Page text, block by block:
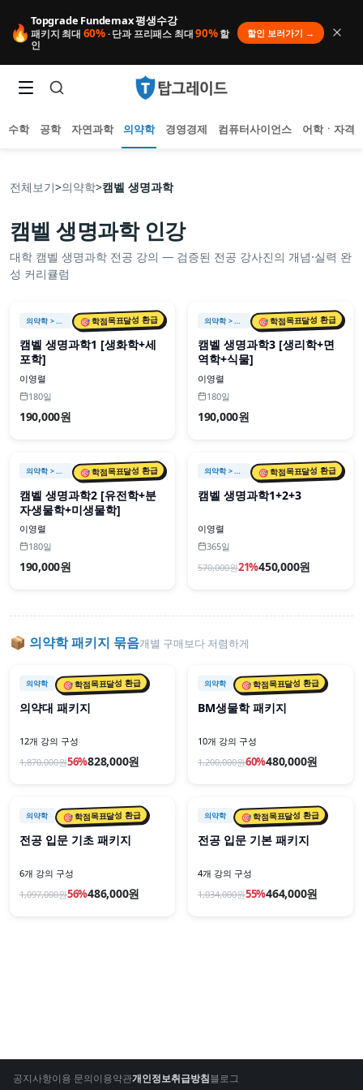
🔥
Topgrade Fundemax 평생수강
패키지 최대 60% · 단과 프리패스 최대90%할
인
할인 보러가기 →
인기 검색어
아직 집계된 인기 검색어가 없습니다.
추천 검색어
최근 검색어
최근 검색 내역이 없습니다.
수학 공학 자연과학 의약학 경영경제 컴퓨터사이언스 어학ㆍ자격
전체보기>의약학>캠벨 생명과학
캠벨 생명과학인강
대학 캠벨 생명과학 전공 강의 — 검증된 전공 강사진의 개념·실력 완
성 커리큘럼
의약학 > 캠벨 생명과학 🎯 학점목표달성 환급
캠벨 생명과학1 [생화학+세
포학]
이영렬
180일
190,000원
의약학 > 캠벨 생명과학 🎯 학점목표달성 환급
캠벨 생명과학3 [생리학+면
역학+식물]
이영렬
180일
190,000원
의약학 > 캠벨 생명과학 🎯 학점목표달성 환급
캠벨 생명과학2 [유전학+분
자생물학+미생물학]
이영렬
180일
190,000원
의약학 > 캠벨 생명과학 🎯 학점목표달성 환급
캠벨 생명과학1+2+3
이영렬
365일
570,000원21%450,000원
📦 의약학패키지 묶음개별 구매보다 저렴하게
📦 패키지
의약학 🎯 학점목표달성 환급
의약대 패키지
12개 강의 구성
1,870,000원56%828,000원
📦 패키지
의약학 🎯 학점목표달성 환급
BM생물학 패키지
10개 강의 구성
1,200,000원60%480,000원
📦 패키지
의약학 🎯 학점목표달성 환급
전공 입문 기초 패키지
6개 강의 구성
1,097,000원56%486,000원
📦 패키지
의약학 🎯 학점목표달성 환급
전공 입문 기본 패키지
4개 강의 구성
1,034,000원55%464,000원
공지사항이용 문의이용약관개인정보취급방침블로그